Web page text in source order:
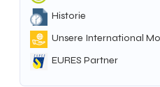
Historie
Unsere International
EURES Partner